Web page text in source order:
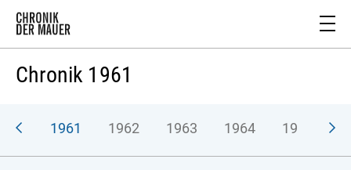
Chronik 1961
1961 1962 1963 1964 1965